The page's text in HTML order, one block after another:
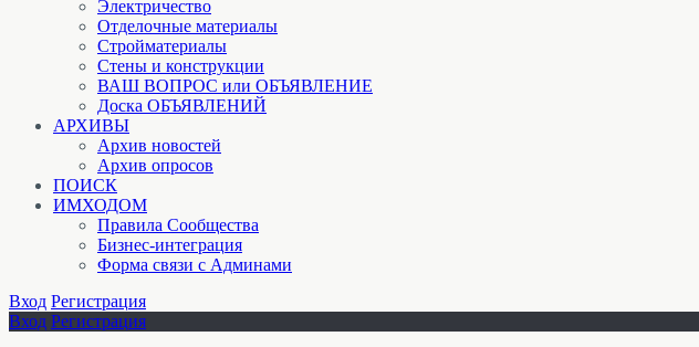
Электричество
Отделочные материалы
Стройматериалы
Стены и конструкции
ВАШ ВОПРОС или ОБЪЯВЛЕНИЕ
Доска ОБЪЯВЛЕНИЙ
АРХИВЫ
Архив новостей
Архив опросов
ПОИСК
ИМХОДОМ
Правила Сообщества
Бизнес-интеграция
Форма связи с Админами
Вход Регистрация
Вход Регистрация